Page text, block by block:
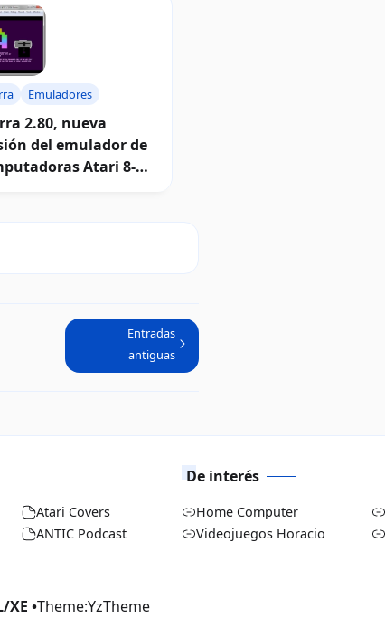
Emuladores
2.80, nueva
del emulador de
Atari 8-
Entradas
antiguas
Atari Covers
ANTIC Podcast
De interés
Home Computer
Videojuegos Horacio
•Theme:YzTheme